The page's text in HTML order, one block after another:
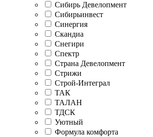
Сибирь Девелопмент
Сибирьинвест
Синергия
Скандиа
Снегири
Спектр
Страна Девелопмент
Стрижи
Строй-Интеграл
ТАК
ТАЛАН
ТДСК
Уютный
Формула комфорта